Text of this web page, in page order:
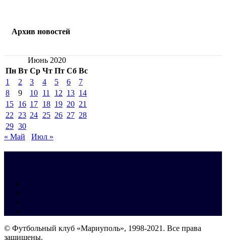
Архив новостей
Июнь 2020
Пн Вт Ср Чт Пт Сб Вс
1
2 3 4 5 6
7
8
9 10 11 12 13 14
15 16 17 18 19 20 21
22
23 24 25 26 27 28
29 30
« Май
Июл »
© Футбольный клуб «Мариуполь», 1998-2021. Все права
защищены.